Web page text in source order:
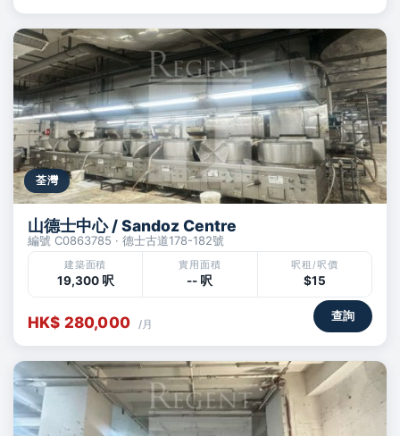
荃灣
山德士中心 / Sandoz Centre
編號 C0863785 · 德士古道178-182號
建築面積
19,300 呎
實用面積
-- 呎
呎租/呎價
$15
HK$ 280,000 /月
查詢